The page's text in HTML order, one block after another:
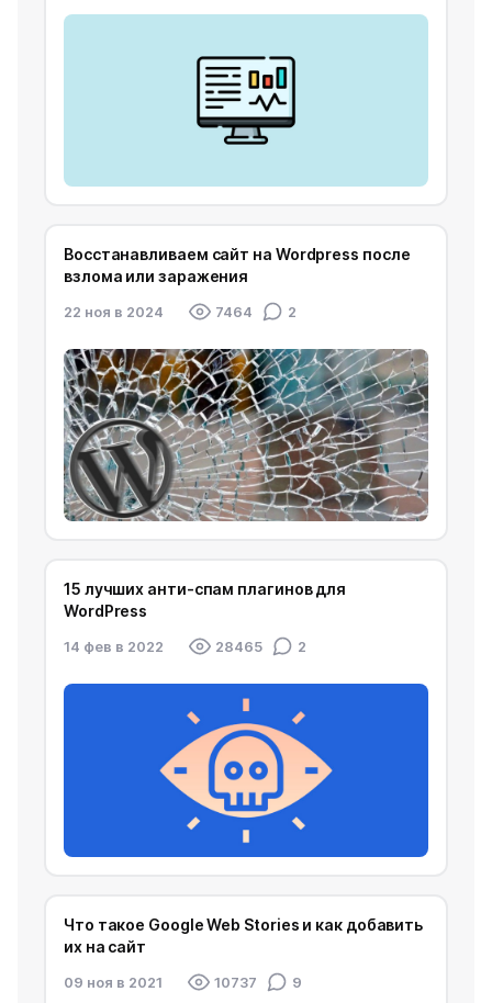
Восстанавливаем сайт на Wordpress после
взлома или заражения
22 ноя в 2024 7464 2
15 лучших анти-спам плагинов для
WordPress
14 фев в 2022 28465 2
Что такое Google Web Stories и как добавить
их на сайт
09 ноя в 2021 10737 9